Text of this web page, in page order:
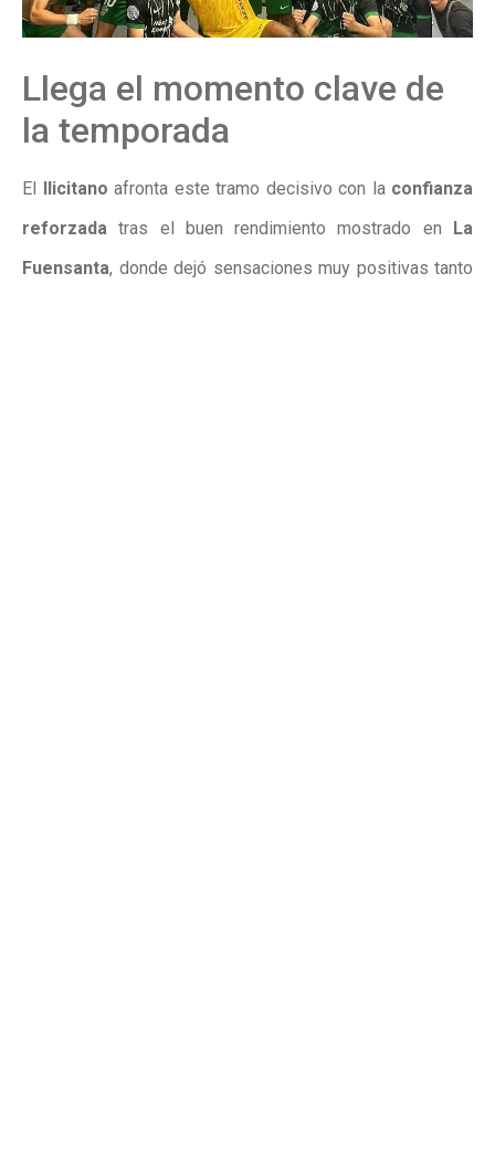
Llega el momento clave de
la temporada
El Ilicitano afronta este tramo decisivo con la confianza
reforzada tras el buen rendimiento mostrado en
La
Fuensanta, donde dejó sensaciones muy positivas tanto